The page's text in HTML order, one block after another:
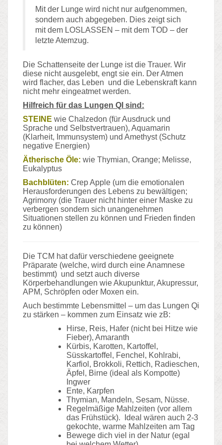
Mit der Lunge wird nicht nur aufgenommen,
sondern auch abgegeben. Dies zeigt sich
mit dem LOSLASSEN – mit dem TOD – der
letzte Atemzug.
Die Schattenseite der Lunge ist die Trauer. Wir
diese nicht ausgelebt, engt sie ein. Der Atmen
wird flacher, das Leben und die Lebenskraft kann
nicht mehr eingeatmet werden.
Hilfreich für das Lungen QI sind:
STEINE wie Chalzedon (für Ausdruck und
Sprache und Selbstvertrauen), Aquamarin
(Klarheit, Immunsystem) und Amethyst (Schutz
negative Energien)
Ätherische Öle: wie Thymian, Orange; Melisse,
Eukalyptus
Bachblüten: Crep Apple (um die emotionalen
Herausforderungen des Lebens zu bewältigen;
Agrimony (die Trauer nicht hinter einer Maske zu
verbergen sondern sich unangenehmen
Situationen stellen zu können und Frieden finden
zu können)
Die TCM hat dafür verschiedene geeignete
Präparate (welche, wird durch eine Anamnese
bestimmt) und setzt auch diverse
Körperbehandlungen wie Akupunktur, Akupressur,
APM, Schröpfen oder Moxen ein.
Auch bestimmte Lebensmittel – um das Lungen Qi
zu stärken – kommen zum Einsatz wie zB:
Hirse, Reis, Hafer (nicht bei Hitze wie
Fieber), Amaranth
Kürbis, Karotten, Kartoffel,
Süsskartoffel, Fenchel, Kohlrabi,
Karfiol, Brokkoli, Rettich, Radieschen,
Äpfel, Birne (ideal als Kompotte)
Ingwer
Ente, Karpfen
Thymian, Mandeln, Sesam, Nüsse.
Regelmäßige Mahlzeiten (vor allem
das Frühstück). Ideal wären auch 2-3
gekochte, warme Mahlzeiten am Tag
Bewege dich viel in der Natur (egal